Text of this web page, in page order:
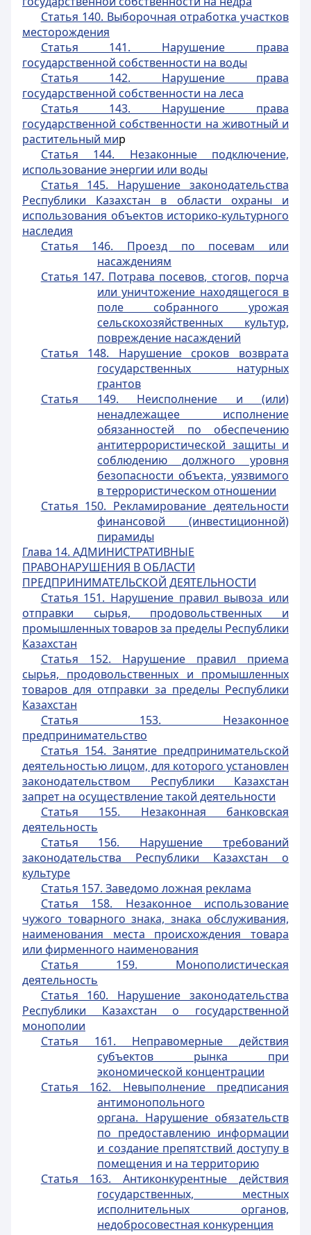
Статья 140. Выборочная отработка участков
месторождения
Статья 141. Нарушение права
государственной собственности на воды
Статья 142. Нарушение права
государственной собственности на леса
Статья 143. Нарушение права
государственной собственности на животный и
растительный мир
Статья 144. Незаконные подключение,
использование энергии или воды
Статья 145. Нарушение законодательства
Республики Казахстан в области охраны и
использования объектов историко-культурного
наследия
Статья 146. Проезд по посевам или
насаждениям
Статья 147. Потрава посевов, стогов, порча
или уничтожение находящегося в
поле собранного урожая
сельскохозяйственных культур,
повреждение насаждений
Статья 148. Нарушение сроков возврата
государственных натурных
грантов
Статья 149. Неисполнение и (или)
ненадлежащее исполнение
обязанностей по обеспечению
антитеррористической защиты и
соблюдению должного уровня
безопасности объекта, уязвимого
в террористическом отношении
Статья 150. Рекламирование деятельности
финансовой (инвестиционной)
пирамиды
Глава 14. АДМИНИСТРАТИВНЫЕ
ПРАВОНАРУШЕНИЯ В ОБЛАСТИ
ПРЕДПРИНИМАТЕЛЬСКОЙ ДЕЯТЕЛЬНОСТИ
Статья 151. Нарушение правил вывоза или
отправки сырья, продовольственных и
промышленных товаров за пределы Республики
Казахстан
Статья 152. Нарушение правил приема
сырья, продовольственных и промышленных
товаров для отправки за пределы Республики
Казахстан
Статья 153. Незаконное
предпринимательство
Статья 154. Занятие предпринимательской
деятельностью лицом, для которого установлен
законодательством Республики Казахстан
запрет на осуществление такой деятельности
Статья 155. Незаконная банковская
деятельность
Статья 156. Нарушение требований
законодательства Республики Казахстан о
культуре
Статья 157. Заведомо ложная реклама
Статья 158. Незаконное использование
чужого товарного знака, знака обслуживания,
наименования места происхождения товара
или фирменного наименования
Статья 159. Монополистическая
деятельность
Статья 160. Нарушение законодательства
Республики Казахстан о государственной
монополии
Статья 161. Неправомерные действия
субъектов рынка при
экономической концентрации
Статья 162. Невыполнение предписания
антимонопольного
органа. Нарушение обязательств
по предоставлению информации
и создание препятствий доступу в
помещения и на территорию
Статья 163. Антиконкурентные действия
государственных, местных
исполнительных органов,
недобросовестная конкуренция